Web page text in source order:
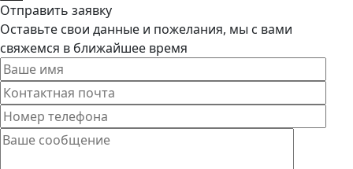
Отправить заявку
Оставьте свои данные и пожелания, мы с вами
свяжемся в ближайшее время